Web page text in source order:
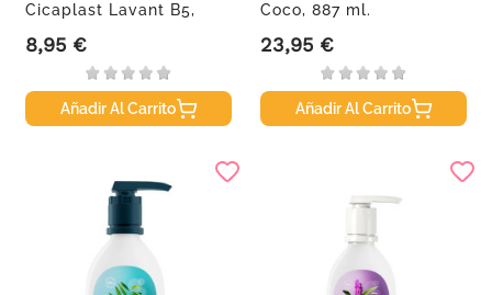
Cicaplast Lavant B5,
Precio
8,95 €
Añadir Al Carrito
Coco, 887 ml.
Precio
23,95 €
Añadir Al Carrito